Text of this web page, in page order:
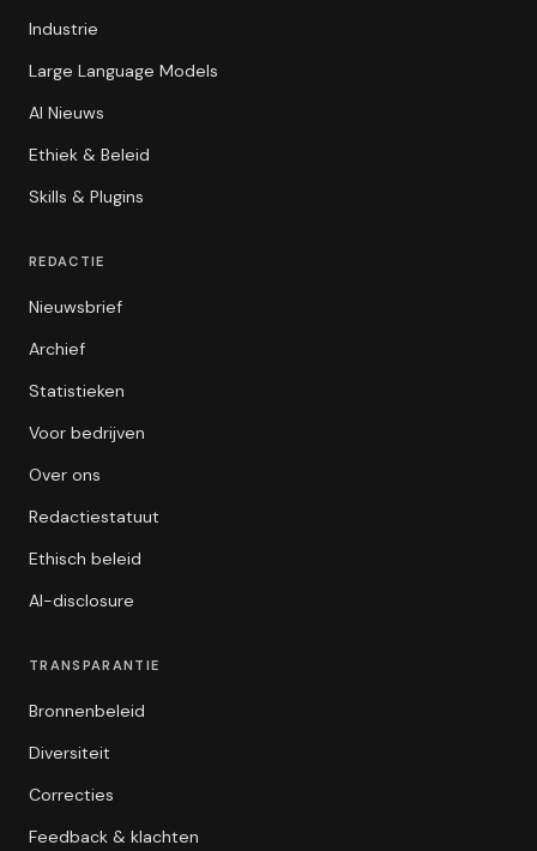
Industrie
Large Language Models
AI Nieuws
Ethiek & Beleid
Skills & Plugins
REDACTIE
Nieuwsbrief
Archief
Statistieken
Voor bedrijven
Over ons
Redactiestatuut
Ethisch beleid
AI-disclosure
TRANSPARANTIE
Bronnenbeleid
Diversiteit
Correcties
Feedback & klachten